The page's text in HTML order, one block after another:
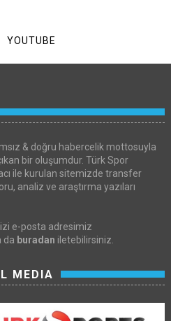
YOUTUBE
& doğru habercelik mottosuyla
bir oluşumdur. Türk Spor
ile kurulan sitemizde transfer
analiz ve araştırma yazıları
e-posta adresimiz
da buradan iletebilirsiniz.
MEDIA